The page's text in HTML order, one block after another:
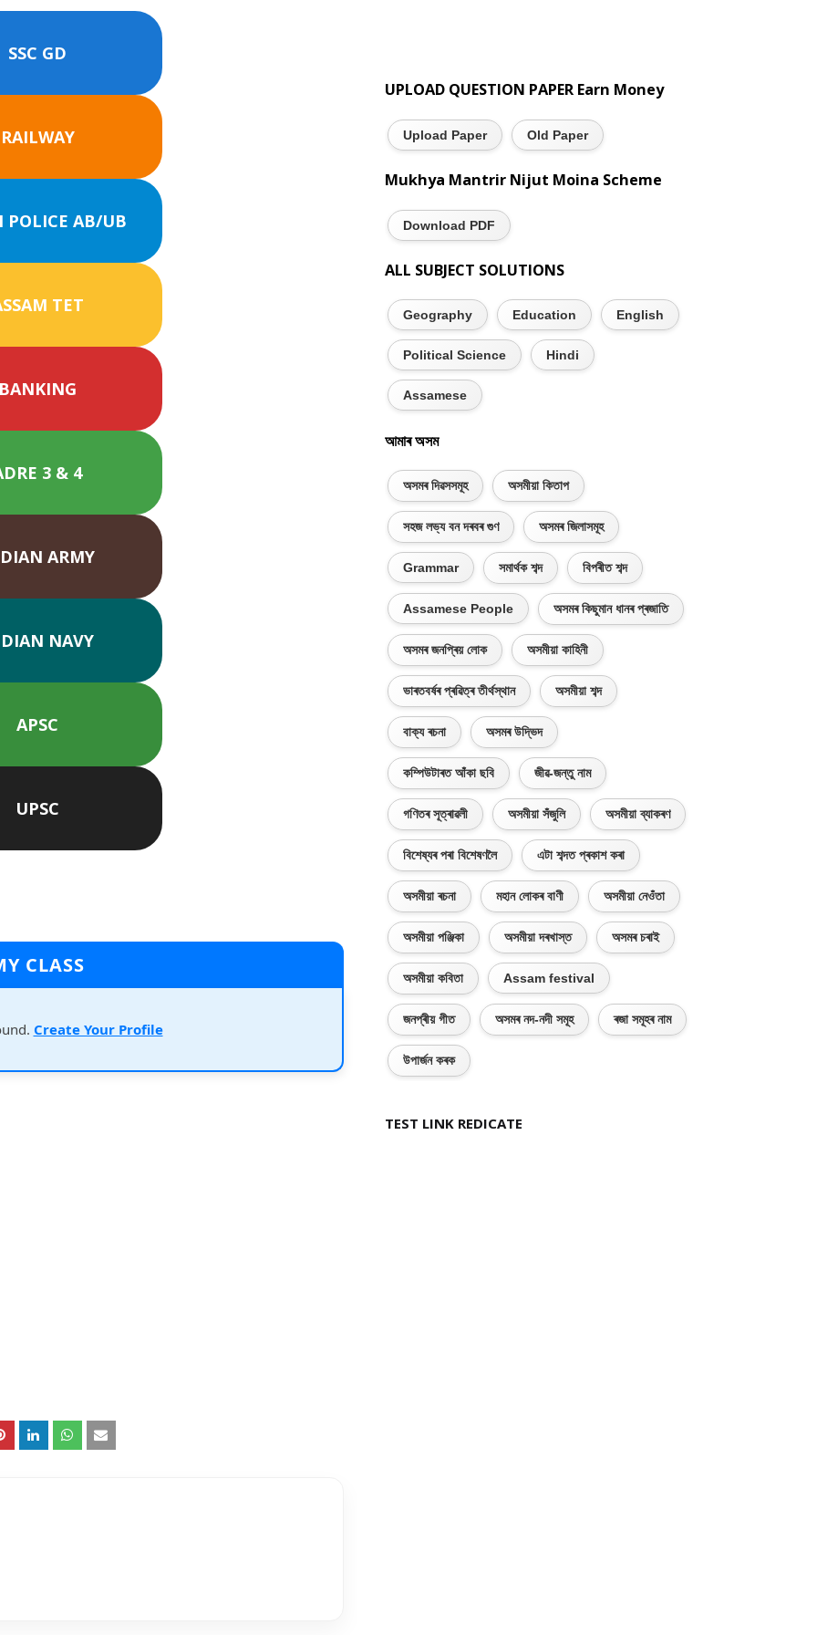
SSC GD
RAILWAY
POLICE AB/UB
TET
3 & 4
ARMY
NAVY
APSC
UPSC
CLASS
Create Your Profile
UPLOAD QUESTION PAPER Earn Money
Upload Paper Old Paper
Mukhya Mantrir Nijut Moina Scheme
Download PDF
ALL SUBJECT SOLUTIONS
Geography Education English
Political Science Hindi
Assamese
আমাৰ অসম
অসমৰ দিৱসসমূহ অসমীয়া কিতাপ
সহজ লভ্য বন দৰবৰ গুণ অসমৰ জিলাসমূহ
Grammar সমাৰ্থক শব্দ বিপৰীত শব্দ
Assamese People অসমৰ কিছুমান ধানৰ প্ৰজাতি
অসমৰ জনপ্ৰিয় লোক অসমীয়া কাহিনী
ভাৰতবৰ্ষৰ প্ৰৱিত্ৰ তীৰ্থস্থান অসমীয়া শব্দ
বাক্য ৰচনা অসমৰ উদ্ভিদ
কম্পিউটাৰত আঁকা ছবি জীৱ-জন্তু নাম
গণিতৰ সূত্ৰাৱলী অসমীয়া সঁজুলি অসমীয়া ব্যাকৰণ
বিশেষ্যৰ পৰা বিশেষণলৈ এটা শব্দত প্ৰকাশ কৰা
অসমীয়া ৰচনা মহান লোকৰ বাণী অসমীয়া নেওঁতা
অসমীয়া পঞ্জিকা অসমীয়া দৰখাস্ত অসমৰ চৰাই
অসমীয়া কবিতা Assam festival
জনপ্ৰীয় গীত অসমৰ নদ-নদী সমূহ ৰজা সমূহৰ নাম
উপাৰ্জন কৰক
TEST LINK REDICATE